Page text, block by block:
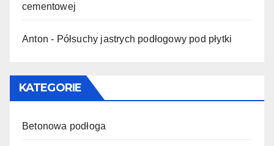
cementowej
Anton - Półsuchy jastrych podłogowy pod płytki
KATEGORIE
Betonowa podłoga